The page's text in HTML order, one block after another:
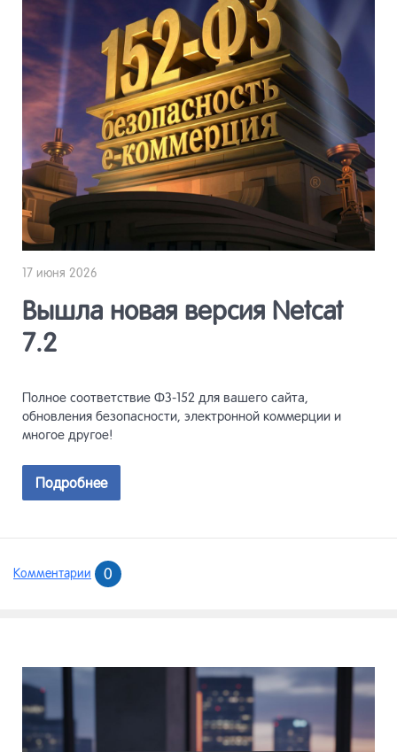
17 июня 2026
Вышла новая версия Netcat
7.2
Полное соответствие ФЗ-152 для вашего сайта,
обновления безопасности, электронной коммерции и
многое другое!
Подробнее
Комментарии 0